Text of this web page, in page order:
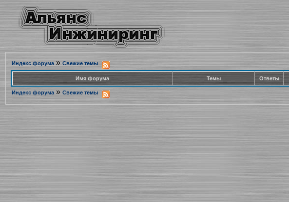
Индекс форума» Свежие темы
Имя форума Темы Ответы
Индекс форума » Свежие темы